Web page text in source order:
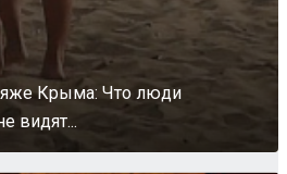
Крыма: Что люди
видят...